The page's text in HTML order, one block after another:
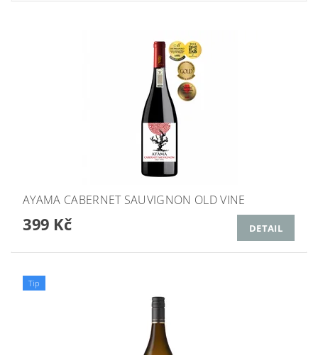
AYAMA CABERNET SAUVIGNON OLD VINE
399 Kč DETAIL
Tip